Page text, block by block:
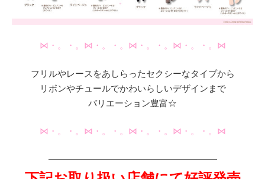
⋈・。・。⋈・。・。⋈・。・。⋈・。・。⋈
フリルやレースをあしらったセクシーなタイプから
リボンやチュールでかわいらしいデザインまで
バリエーション豊富☆
⋈・。・。⋈・。・。⋈・。・。⋈・。・。⋈
———————————————————